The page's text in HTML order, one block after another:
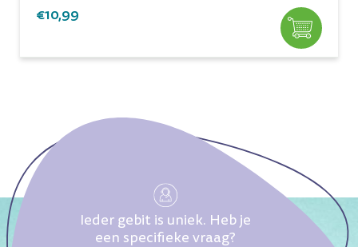
€10,99
Ieder gebit is uniek. Heb je
een specifieke vraag?